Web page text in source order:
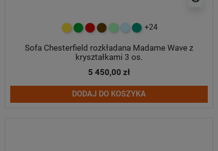
żółtyzielonyczerwony
czekoladowy
miętowybłękitny
turkusowy
+24
Sofa Chesterfield rozkładana Madame Wave z
kryształkami 3 os.
5 450,00 zł
DODAJ DO KOSZYKA